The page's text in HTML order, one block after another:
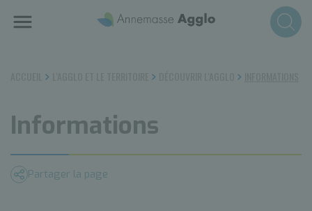
Informations
Partager la page